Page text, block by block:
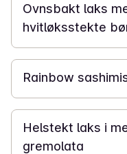
Ovnsbakt laks
hvitløksstekte
25 min
Rainbow
50 min
Helstekt laks i
gremolata